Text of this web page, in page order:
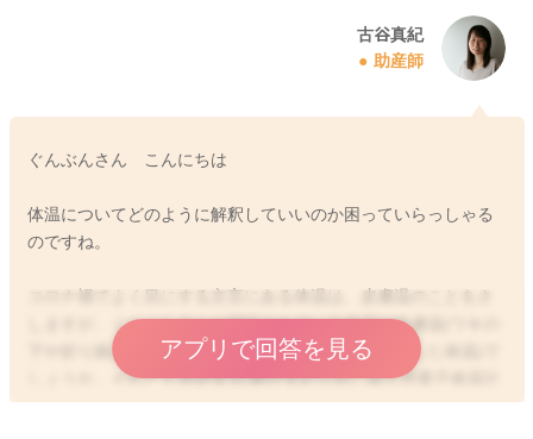
古谷真紀
助産師
ぐんぶんさん こんにちは
体温についてどのように解釈していいのか困っていらっしゃる
のですね。
コロナ禍でよく目にする文言にある体温は、皮膚温のことをさ
しますが、ぐんぶんさんが測定されている体温は皮膚温(ワキの
下や折り曲げたヒジの間などに体温計を挟んで測定した体温)で
しょうか、それとも基礎体温(朝目覚める前に婦人用電子体温計
などで測定した体温)でしょうか。
アプリで回答を見る